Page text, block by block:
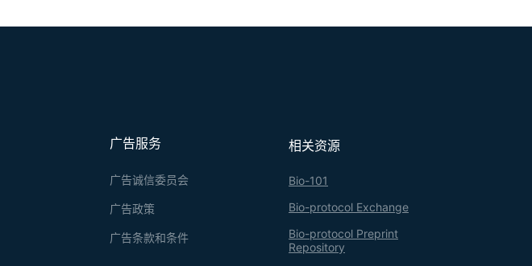
相关资源
Bio-101
Bio-protocol Exchange
Bio-protocol Preprint
Repository
广告服务
广告诚信委员会
广告政策
广告条款和条件